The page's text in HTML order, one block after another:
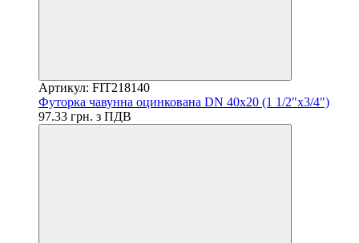
Артикул: FIT218140
Футорка чавунна оцинкована DN 40x20 (1 1/2"x3/4")
97.33 грн. з ПДВ